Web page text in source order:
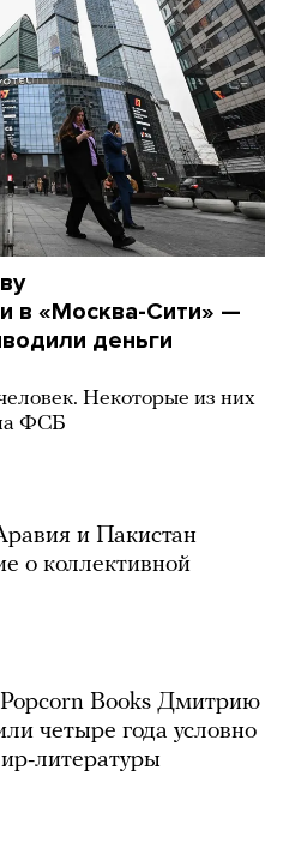
в «Москва-Сити» —
деньги
Некоторые из них
ФСБ
и Пакистан
о коллективной
Books Дмитрию
четыре года условно
литературы